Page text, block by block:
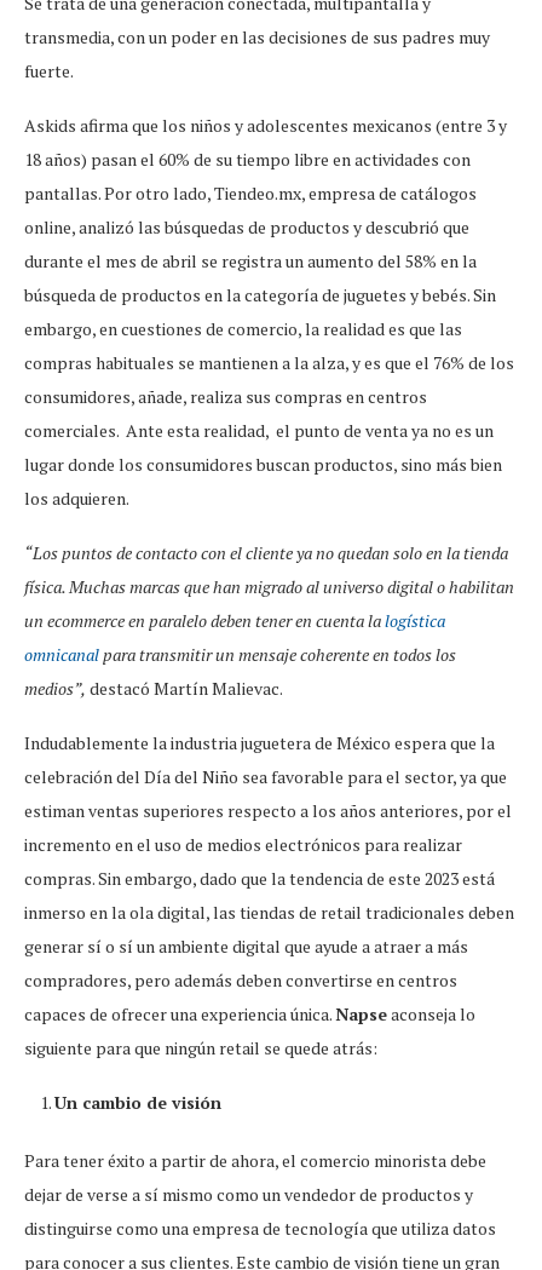
transmedia, con un poder en las decisiones de sus padres muy
fuerte.
Askids afirma que los niños y adolescentes mexicanos (entre 3 y
18 años) pasan el 60% de su tiempo libre en actividades con
pantallas. Por otro lado, Tiendeo.mx, empresa de catálogos
online, analizó las búsquedas de productos y descubrió que
durante el mes de abril se registra un aumento del 58% en la
búsqueda de productos en la categoría de juguetes y bebés. Sin
embargo, en cuestiones de comercio, la realidad es que las
compras habituales se mantienen a la alza, y es que el 76% de los
consumidores, añade, realiza sus compras en centros
comerciales. Ante esta realidad, el punto de venta ya no es un
lugar donde los consumidores buscan productos, sino más bien
los adquieren.
“Los puntos de contacto con el cliente ya no quedan solo en la tienda
física. Muchas marcas que han migrado al universo digital o habilitan
un ecommerce en paralelo deben tener en cuenta lalogística
omnicanalpara transmitir un mensaje coherente en todos los
medios”, destacó Martín Malievac.
Indudablemente la industria juguetera de México espera que la
celebración del Día del Niño sea favorable para el sector, ya que
estiman ventas superiores respecto a los años anteriores, por el
incremento en el uso de medios electrónicos para realizar
compras. Sin embargo, dado que la tendencia de este 2023 está
inmerso en la ola digital, las tiendas de retail tradicionales deben
generar sí o sí un ambiente digital que ayude a atraer a más
compradores, pero además deben convertirse en centros
capaces de ofrecer una experiencia única.Napseaconseja lo
siguiente para que ningún retail se quede atrás:
Un cambio de visión
Para tener éxito a partir de ahora, el comercio minorista debe
dejar de verse a sí mismo como un vendedor de productos y
distinguirse como una empresa de tecnología que utiliza datos
para conocer a sus clientes. Este cambio de visión tiene un gran